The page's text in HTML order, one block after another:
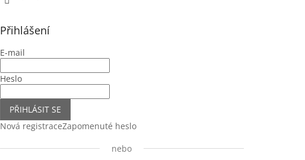
Přihlášení
E-mail
Heslo
PŘIHLÁSIT SE
Nová registraceZapomenuté heslo
nebo